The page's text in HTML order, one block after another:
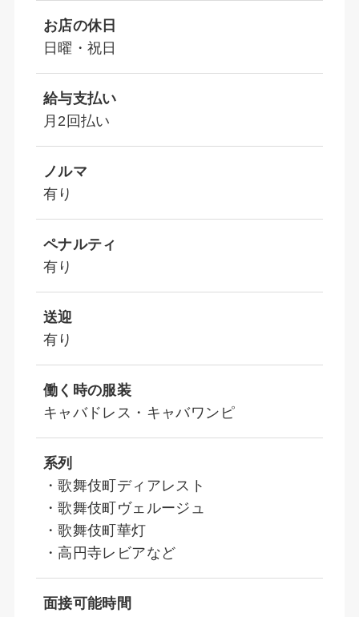
お店の休日
日曜・祝日
給与支払い
月2回払い
ノルマ
有り
ペナルティ
有り
送迎
有り
働く時の服装
キャバドレス・キャバワンピ
系列
・歌舞伎町ディアレスト
・歌舞伎町ヴェルージュ
・歌舞伎町華灯
・高円寺レビアなど
面接可能時間